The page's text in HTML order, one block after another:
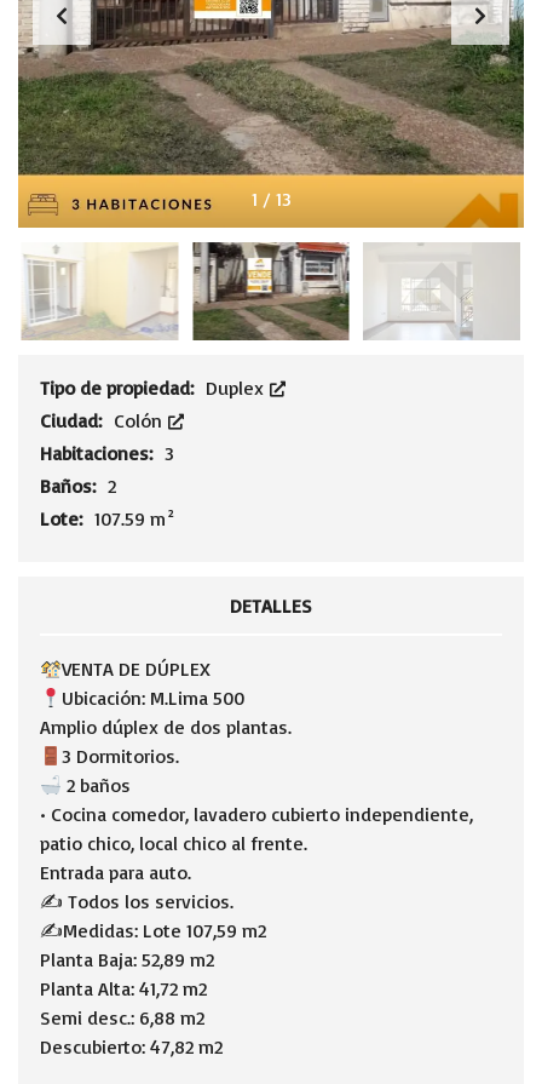
1 / 13
Tipo de propiedad: Duplex
Ciudad: Colón
Habitaciones: 3
Baños: 2
Lote: 107.59 m²
DETALLES
VENTA DE DÚPLEX
Ubicación: M.Lima 500
Amplio dúplex de dos plantas.
3 Dormitorios.
2 baños
• Cocina comedor, lavadero cubierto independiente,
patio chico, local chico al frente.
Entrada para auto.
✍️ Todos los servicios.
✍️Medidas: Lote 107,59 m2
Planta Baja: 52,89 m2
Planta Alta: 41,72 m2
Semi desc.: 6,88 m2
Descubierto: 47,82 m2